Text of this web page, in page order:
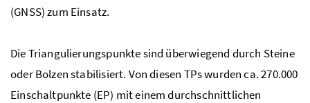
(GNSS) zum Einsatz.
Die Triangulierungspunkte sind überwiegend durch Steine
oder Bolzen stabilisiert. Von diesen TPs wurden ca. 270.000
Einschaltpunkte (EP) mit einem durchschnittlichen